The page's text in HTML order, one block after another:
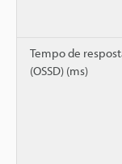
Tempo de
(OSSD) (ms)